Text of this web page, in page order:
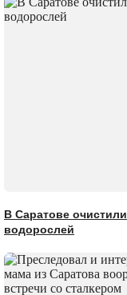
В Саратове
водорослей